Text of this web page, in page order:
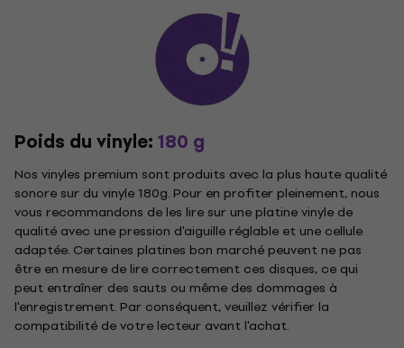
Poids du vinyle:180 g
Nos vinyles premium sont produits avec la plus haute qualité
sonore sur du vinyle 180g. Pour en profiter pleinement, nous
vous recommandons de les lire sur une platine vinyle de
qualité avec une pression d'aiguille réglable et une cellule
adaptée. Certaines platines bon marché peuvent ne pas
être en mesure de lire correctement ces disques, ce qui
peut entraîner des sauts ou même des dommages à
l'enregistrement. Par conséquent, veuillez vérifier la
compatibilité de votre lecteur avant l'achat.